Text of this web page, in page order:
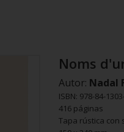
Noms
Autor: Nadal
ISBN: 978-84-
416 páginas
Tapa rústica con